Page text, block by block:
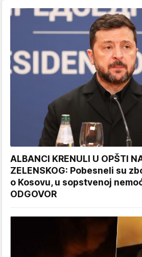
ALBANCI KRENULI U OPŠTI
ZELENSKOG: Pobesneli su
o Kosovu, u sopstvenoj
ODGOVOR